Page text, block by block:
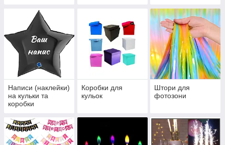
Написи (наклейки)
на кульки та
коробки
Коробки для
кульок
Штори для
фотозони